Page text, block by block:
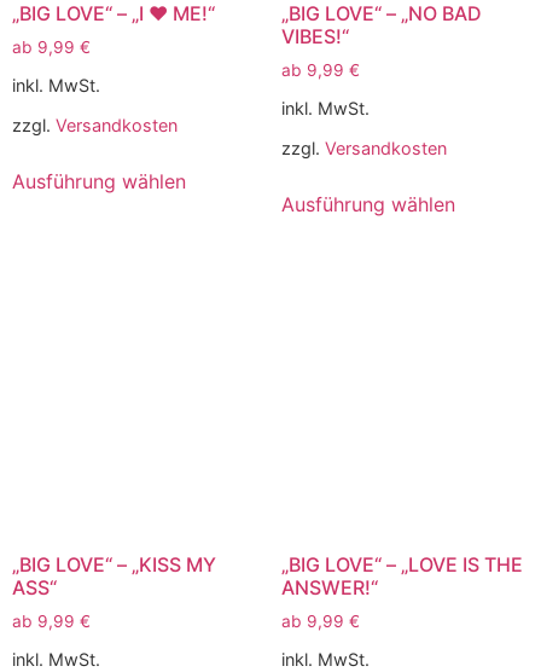
„BIG LOVE“ – „I ♥️ ME!“
ab 9,99 €
inkl. MwSt.
zzgl. Versandkosten
Ausführung wählen
„BIG LOVE“ – „NO BAD
VIBES!“
ab 9,99 €
inkl. MwSt.
zzgl. Versandkosten
Ausführung wählen
„BIG LOVE“ – „KISS MY
ASS“
ab 9,99 €
inkl. MwSt.
„BIG LOVE“ – „LOVE IS THE
ANSWER!“
ab 9,99 €
inkl. MwSt.